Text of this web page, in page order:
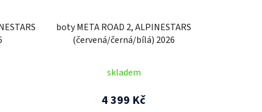
k
boty META ROAD 2, ALPINESTARS
(červená/černá/bílá) 2026
skladem
4 399 Kč